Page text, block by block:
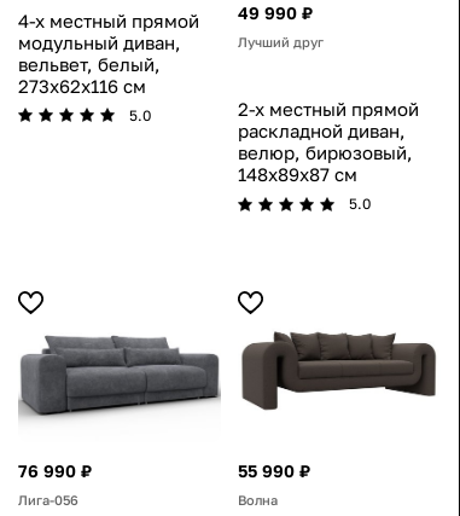
4-х местный прямой
модульный диван,
вельвет, белый,
273x62x116 см
5.0
49 990 ₽
Лучший друг
2-х местный прямой
раскладной диван,
велюр, бирюзовый,
148x89x87 см
5.0
76 990 ₽
Лига-056
55 990 ₽
Волна